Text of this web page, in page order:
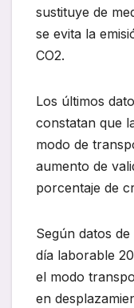
sustituye de
se evita la
CO2.
Los últimos
constatan que
modo de
aumento de
porcentaje de
Según datos
día laborable
el modo
en